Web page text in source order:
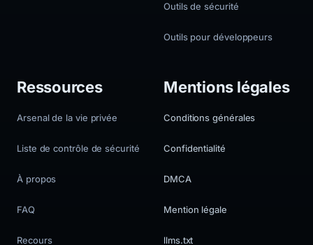
Outils de sécurité
Outils pour développeurs
Ressources
Arsenal de la vie privée
Liste de contrôle de sécurité
À propos
FAQ
Recours
Mentions légales
Conditions générales
Confidentialité
DMCA
Mention légale
llms.txt